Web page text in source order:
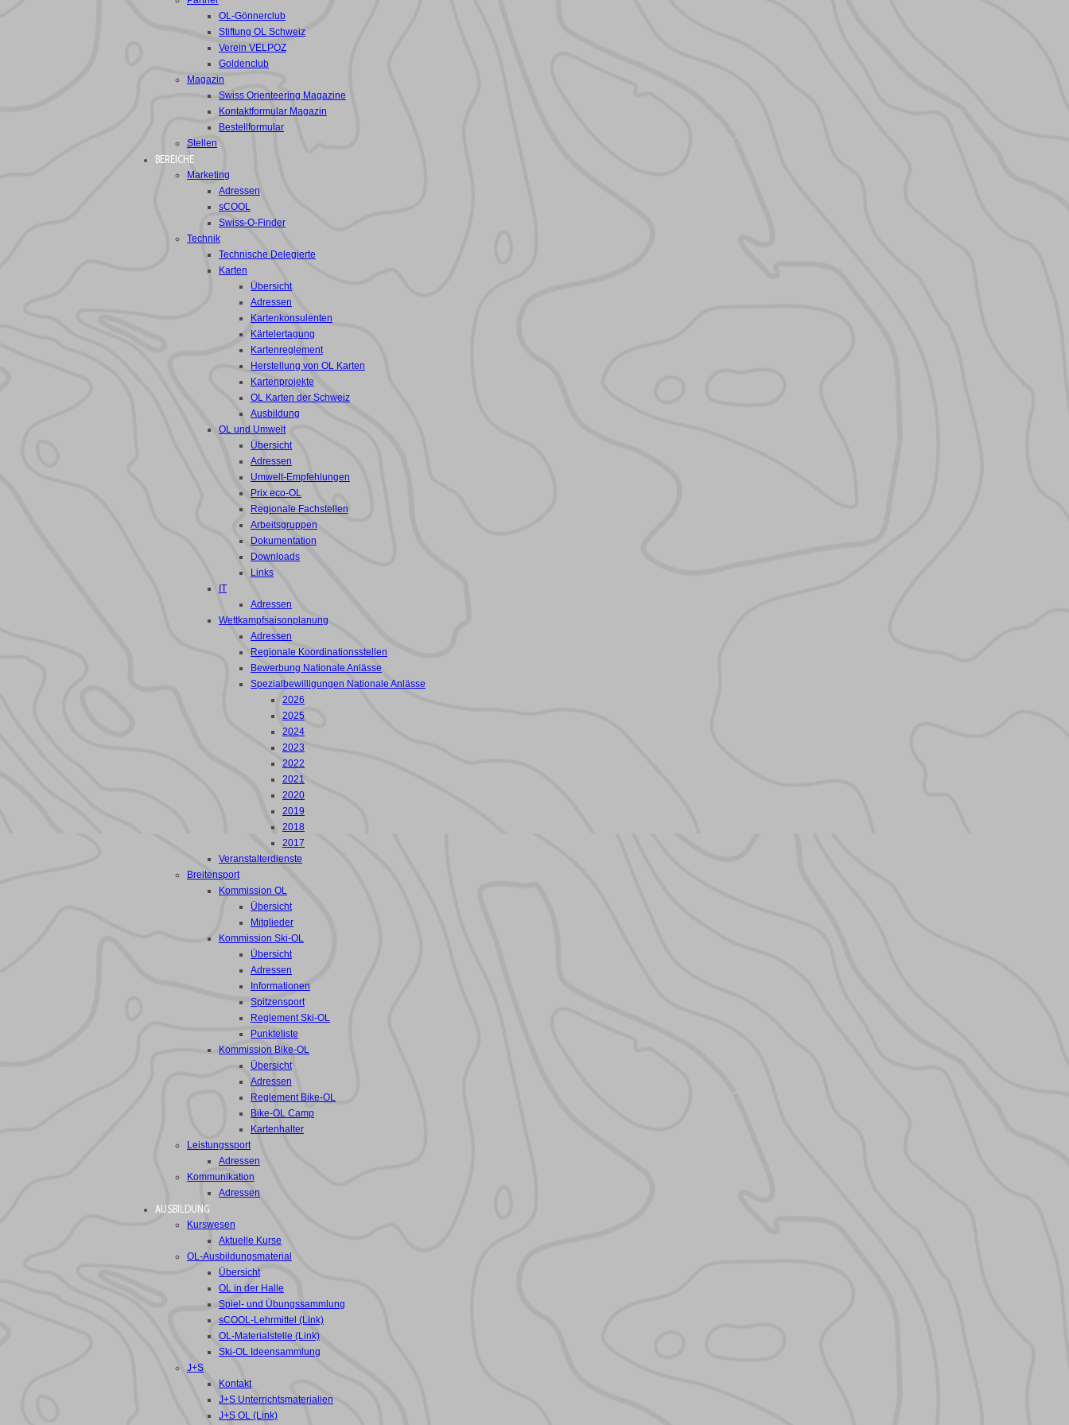
OL-Gönnerclub
Stiftung OL Schweiz
Verein VELPOZ
Goldenclub
Magazin
Swiss Orienteering Magazine
Kontaktformular Magazin
Bestellformular
Stellen
BEREICHE
Marketing
Adressen
sCOOL
Swiss-O-Finder
Technik
Technische Delegierte
Karten
Übersicht
Adressen
Kartenkonsulenten
Kärtelertagung
Kartenreglement
Herstellung von OL Karten
Kartenprojekte
OL Karten der Schweiz
Ausbildung
OL und Umwelt
Übersicht
Adressen
Umwelt-Empfehlungen
Prix eco-OL
Regionale Fachstellen
Arbeitsgruppen
Dokumentation
Downloads
Links
IT
Adressen
Wettkampfsaisonplanung
Adressen
Regionale Koordinationsstellen
Bewerbung Nationale Anlässe
Spezialbewilligungen Nationale Anlässe
2026
2025
2024
2023
2022
2021
2020
2019
2018
2017
Veranstalterdienste
Breitensport
Kommission OL
Übersicht
Mitglieder
Kommission Ski-OL
Übersicht
Adressen
Informationen
Spitzensport
Reglement Ski-OL
Punkteliste
Kommission Bike-OL
Übersicht
Adressen
Reglement Bike-OL
Bike-OL Camp
Kartenhalter
Leistungssport
Adressen
Kommunikation
Adressen
AUSBILDUNG
Kurswesen
Aktuelle Kurse
OL-Ausbildungsmaterial
Übersicht
OL in der Halle
Spiel- und Übungssammlung
sCOOL-Lehrmittel (Link)
OL-Materialstelle (Link)
Ski-OL Ideensammlung
J+S
Kontakt
J+S Unterrichtsmaterialien
J+S OL (Link)